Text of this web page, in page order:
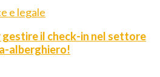
gestire il check-in nel settore
alberghiero!